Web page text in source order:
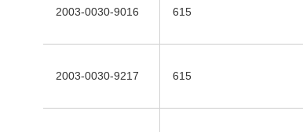
2003-0030-9016 615
2003-0030-9217 615